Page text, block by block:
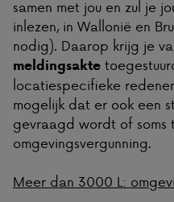
samen met jou en zul je
inlezen, in Wallonië en
nodig). Daarop krijg je
meldingsakte
locatiespecifieke
mogelijk dat er ook een
gevraagd wordt of soms
omgevingsvergunning.
Meer dan 3000 L: